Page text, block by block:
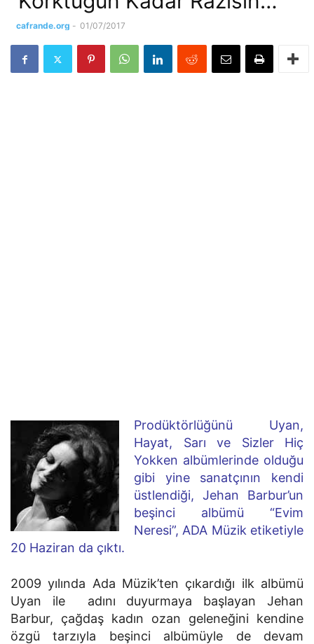
cafrande.org - 01/07/2017
Prodüktörlüğünü Uyan,
Hayat, Sarı ve Sizler Hiç
Yokken albümlerinde olduğu
gibi yine sanatçının kendi
üstlendiği, Jehan Barbur’un
beşinci albümü “Evim
Neresi”, ADA Müzik etiketiyle
20 Haziran da çıktı.
2009 yılında Ada Müzik’ten çıkardığı ilk albümü
Uyan ile adını duyurmaya başlayan Jehan
Barbur, çağdaş kadın ozan geleneğini kendine
özgü tarzıyla beşinci albümüyle de devam